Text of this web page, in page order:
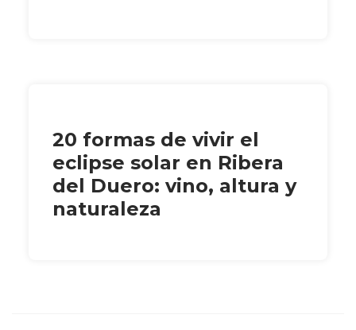
20 formas de vivir el
eclipse solar en Ribera
del Duero: vino, altura y
naturaleza